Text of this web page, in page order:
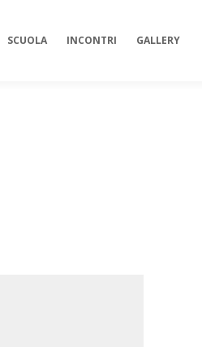
SCUOLA INCONTRI GALLERY